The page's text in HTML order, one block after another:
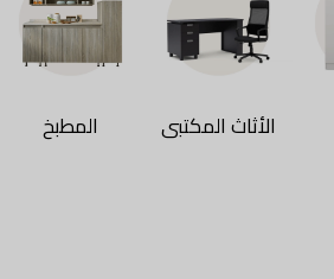
الأثاث المكتبى المطبخ